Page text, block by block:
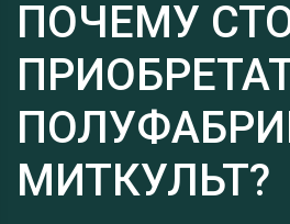
ПОЧЕМУ
МИТКУЛЬТ?